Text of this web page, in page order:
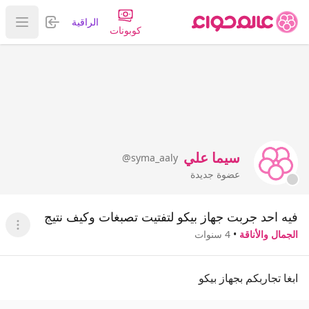
كوبونات
الراقية تسجيل
عرض
سيما علي @syma_aaly
عضوة جديدة
فيه احد جربت جهاز بيكو لتفتيت تصبغات وكيف نتيج
الجمال والأناقة • 4 سنوات عرض
ابغا تجاربكم بجهاز بيكو